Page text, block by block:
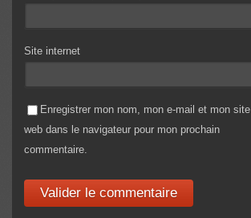
Site internet
Enregistrer mon nom, mon e-mail et mon site
web dans le navigateur pour mon prochain
commentaire.